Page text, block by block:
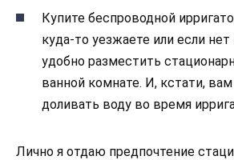
Купите беспроводной
куда-то уезжаете или если
удобно разместить
ванной комнате. И, кстати,
доливать воду во время
Лично я отдаю предпочтение